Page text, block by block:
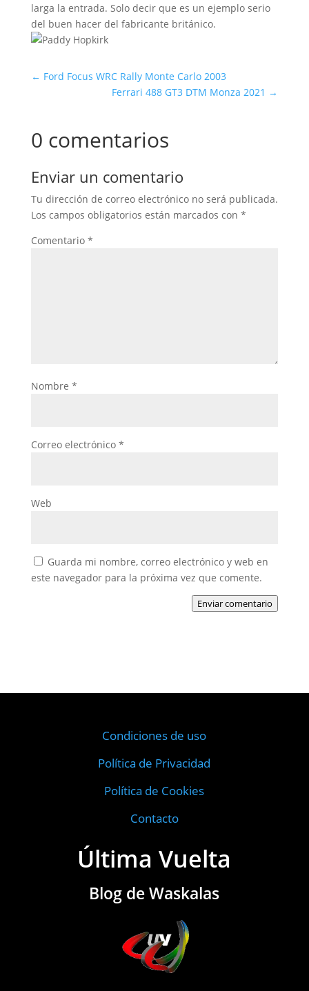
larga la entrada. Solo decir que es un ejemplo serio
del buen hacer del fabricante británico.
← Ford Focus WRC Rally Monte Carlo 2003
Ferrari 488 GT3 DTM Monza 2021 →
0 comentarios
Enviar un comentario
Tu dirección de correo electrónico no será publicada.
Los campos obligatorios están marcados con *
Comentario *
Nombre *
Correo electrónico *
Web
Guarda mi nombre, correo electrónico y web en
este navegador para la próxima vez que comente.
Enviar comentario
Condiciones de uso
Política de Privacidad
Política de Cookies
Contacto
Última Vuelta
Blog de Waskalas